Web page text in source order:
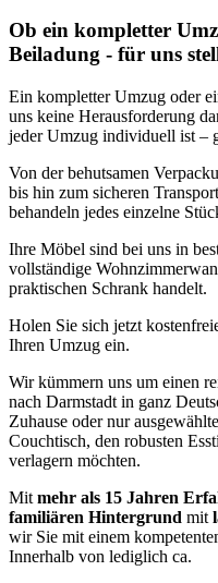
Ob ein kompletter
Beiladung - für uns
Ein kompletter Umzug oder
uns keine Herausforderung
jeder Umzug individuell ist –
Von der behutsamen
bis hin zum sicheren
behandeln jedes einzelne
Ihre Möbel sind bei uns in
vollständige
praktischen Schrank handelt.
Holen Sie sich jetzt
Ihren Umzug ein.
Wir kümmern uns um einen
nach Darmstadt in ganz
Zuhause oder nur
Couchtisch, den robusten
verlagern möchten.
Mit mehr als 15 Jahren
familiären Hintergrund mit
wir Sie mit einem
Innerhalb von lediglich ca.